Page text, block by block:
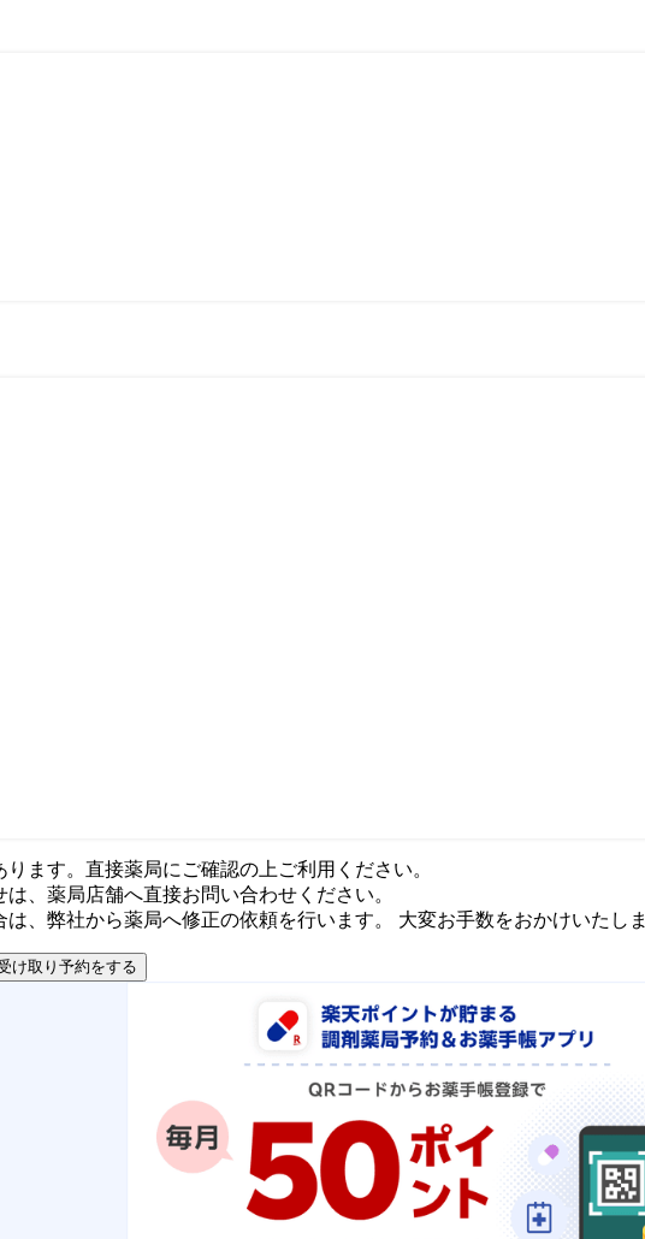
ます。直接薬局にご確認の上ご利用ください。
、薬局店舗へ直接お問い合わせください。
、弊社から薬局へ修正の依頼を行います。 大変お手数をおかけいたし
け取り予約をする